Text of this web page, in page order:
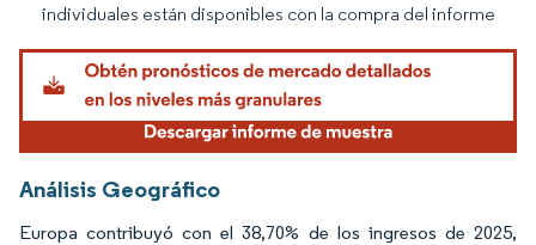
individuales están disponibles con la compra del informe
Análisis Geográfico
Europa contribuyó con el 38,70% de los ingresos de 2025,